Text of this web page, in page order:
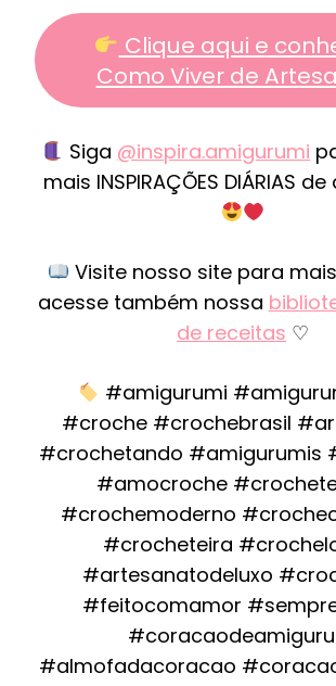
Clique aqui e
Como Viver de
Siga @inspira.amigurumi
mais INSPIRAÇÕES DIÁRIAS
Visite nosso site para
acesse também nossa
de receitas ♡
#amigurumi
#croche #crochebrasil
#crochetando #amigurumis
#amocroche
#crochemoderno
#crocheteira
#artesanatodeluxo
#feitocomamor
#almofadacoracao